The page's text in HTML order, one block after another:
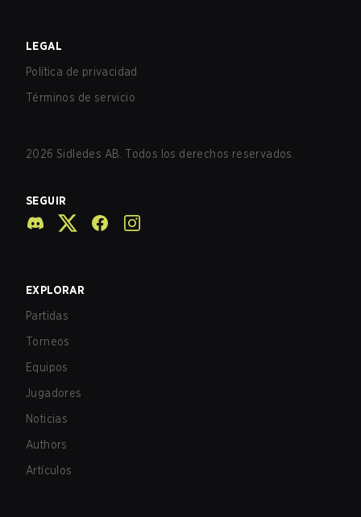
LEGAL
Política de privacidad
Términos de servicio
2026 Sidledes AB. Todos los derechos reservados.
SEGUIR
EXPLORAR
Partidas
Torneos
Equipos
Jugadores
Noticias
Authors
Artículos